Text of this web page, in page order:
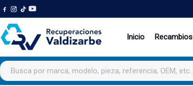
Inicio Recambios
Buscar productos